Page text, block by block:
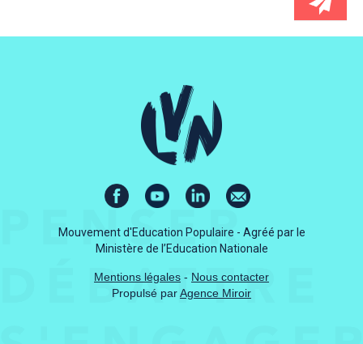
Mouvement d'Education Populaire - Agréé par le
Ministère de l’Education Nationale
Mentions légales - Nous contacter
Propulsé parAgence Miroir